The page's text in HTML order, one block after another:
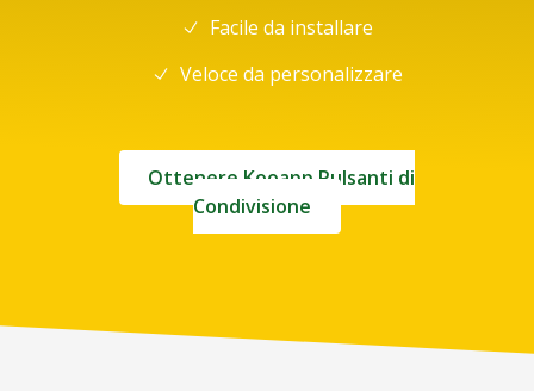
Facile da installare
Veloce da personalizzare
Ottenere Kooapp Pulsanti di
Condivisione